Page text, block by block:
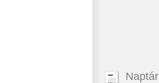
Naptár